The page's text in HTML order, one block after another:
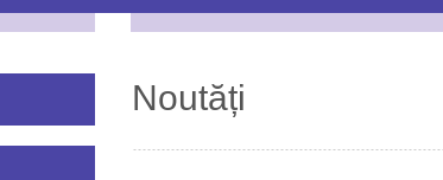
Noutăți